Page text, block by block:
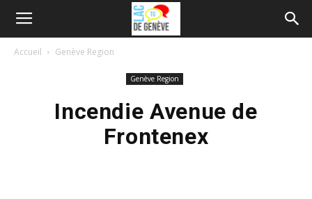
Accueil Genève Region
Genève Region
Incendie Avenue de
Frontenex